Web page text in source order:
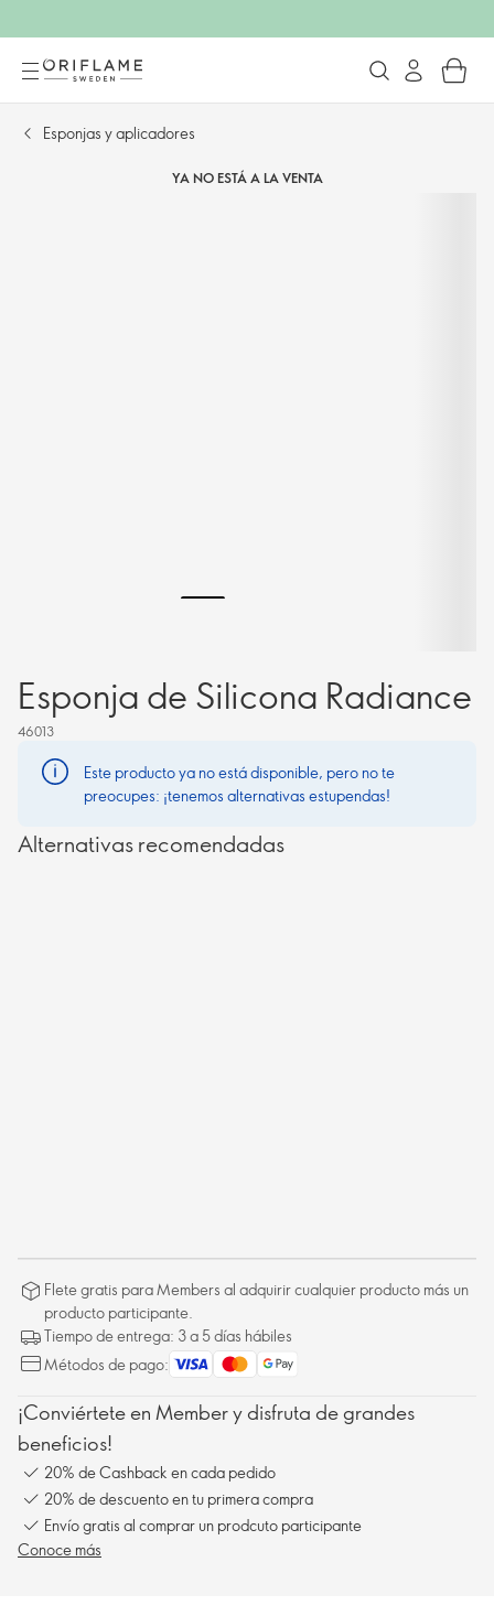
Esponjas y aplicadores
YA NO ESTÁ A LA VENTA
Esponja de Silicona Radiance
46013
Este producto ya no está disponible, pero no te
preocupes: ¡tenemos alternativas estupendas!
Alternativas recomendadas
Flete gratis para Members al adquirir cualquier producto más un
producto participante.
Tiempo de entrega: 3 a 5 días hábiles
Métodos de pago:
¡Conviértete en Member y disfruta de grandes
beneficios!
20% de Cashback en cada pedido
20% de descuento en tu primera compra
Envío gratis al comprar un prodcuto participante
Conoce más